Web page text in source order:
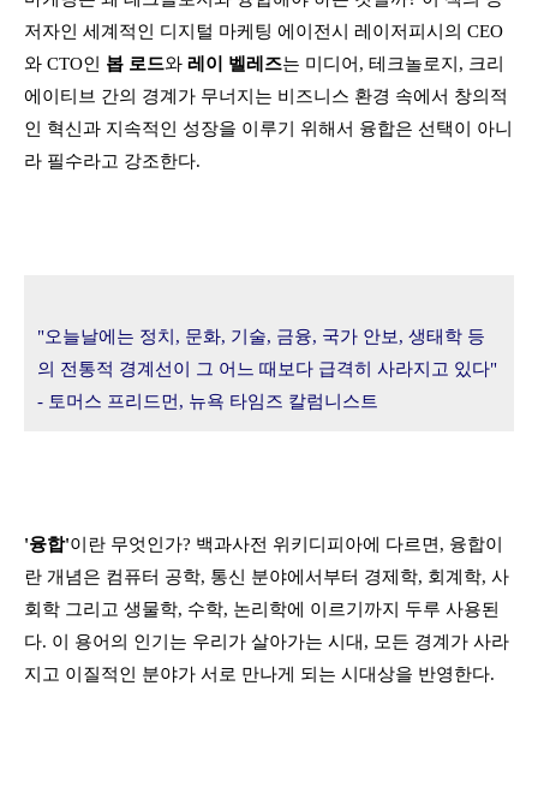
저자인 세계적인 디지털 마케팅 에이전시 레이저피시의 CEO
와 CTO인 봅 로드와 레이 벨레즈는 미디어, 테크놀로지, 크리
에이티브 간의 경계가 무너지는 비즈니스 환경 속에서 창의적
인 혁신과 지속적인 성장을 이루기 위해서 융합은 선택이 아니
라 필수라고 강조한다.
"오늘날에는 정치, 문화, 기술, 금융, 국가 안보, 생태학 등
의 전통적 경계선이 그 어느 때보다 급격히 사라지고 있다"
- 토머스 프리드먼, 뉴욕 타임즈 칼럼니스트
'융합'이란 무엇인가? 백과사전 위키디피아에 다르면, 융합이
란 개념은 컴퓨터 공학, 통신 분야에서부터 경제학, 회계학, 사
회학 그리고 생물학, 수학, 논리학에 이르기까지 두루 사용된
다. 이 용어의 인기는 우리가 살아가는 시대, 모든 경계가 사라
지고 이질적인 분야가 서로 만나게 되는 시대상을 반영한다.